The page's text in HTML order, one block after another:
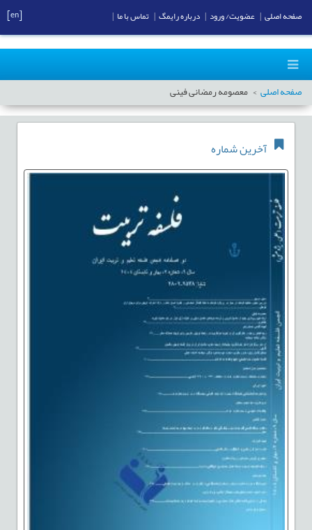
صفحه اصلی معصومه رمضانی فینی
آخرین شماره
صفحه اصلی عضویت/ ورود درباره رایمگ تماس با ما